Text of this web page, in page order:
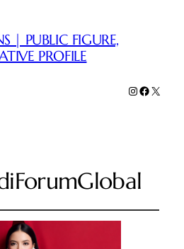
| PUBLIC FIGURE,
PROFILE
Instagram
Facebook
X